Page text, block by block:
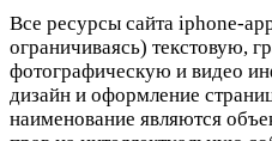
Все ресурсы сайта iphone-
ограничиваясь) текстовую,
фотографическую и видео
дизайн и оформление
наименование являются